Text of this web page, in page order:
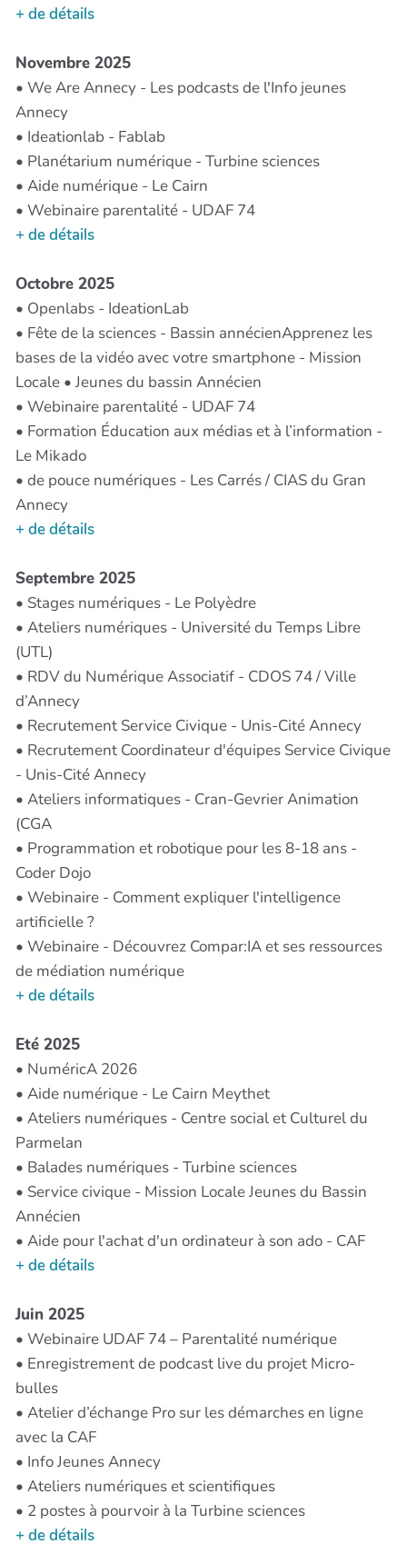
+ de détails
Novembre 2025
• We Are Annecy - Les podcasts de l'Info jeunes
Annecy
• Ideationlab - Fablab
• Planétarium numérique - Turbine sciences
• Aide numérique - Le Cairn
• Webinaire parentalité - UDAF 74
+ de détails
Octobre 2025
• Openlabs - IdeationLab
• Fête de la sciences - Bassin annécienApprenez les
bases de la vidéo avec votre smartphone - Mission
Locale • Jeunes du bassin Annécien
• Webinaire parentalité - UDAF 74
• Formation Éducation aux médias et à l’information -
Le Mikado
• de pouce numériques - Les Carrés / CIAS du Gran
Annecy
+ de détails
Septembre 2025
• Stages numériques - Le Polyèdre
• Ateliers numériques - Université du Temps Libre
(UTL)
• RDV du Numérique Associatif - CDOS 74 / Ville
d’Annecy
• Recrutement Service Civique - Unis-Cité Annecy
• Recrutement Coordinateur d'équipes Service Civique
- Unis-Cité Annecy
• Ateliers informatiques - Cran-Gevrier Animation
(CGA
• Programmation et robotique pour les 8-18 ans -
Coder Dojo
• Webinaire - Comment expliquer l'intelligence
artificielle ?
• Webinaire - Découvrez Compar:IA et ses ressources
de médiation numérique
+ de détails
Eté 2025
• NuméricA 2026
• Aide numérique - Le Cairn Meythet
• Ateliers numériques - Centre social et Culturel du
Parmelan
• Balades numériques - Turbine sciences
• Service civique - Mission Locale Jeunes du Bassin
Annécien
• Aide pour l'achat d'un ordinateur à son ado - CAF
+ de détails
Juin 2025
• Webinaire UDAF 74 – Parentalité numérique
• Enregistrement de podcast live du projet Micro-
bulles
• Atelier d’échange Pro sur les démarches en ligne
avec la CAF
• Info Jeunes Annecy
• Ateliers numériques et scientifiques
• 2 postes à pourvoir à la Turbine sciences
+ de détails